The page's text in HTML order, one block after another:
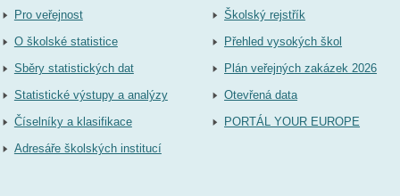
Pro veřejnost
O školské statistice
Sběry statistických dat
Statistické výstupy a analýzy
Číselníky a klasifikace
Adresáře školských institucí
Školský rejstřík
Přehled vysokých škol
Plán veřejných zakázek 2026
Otevřená data
PORTÁL YOUR EUROPE